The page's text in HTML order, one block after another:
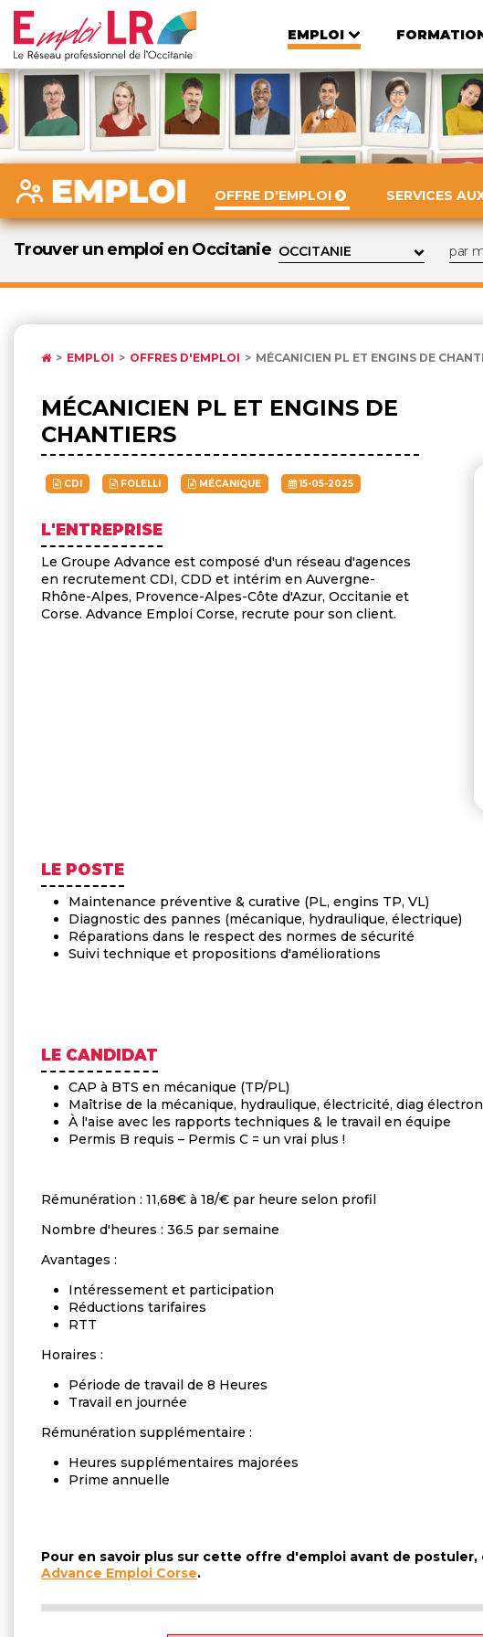
EMPLOI
OFFRE D'EMPLOI SERVICES
Trouver un emploi en Occitanie
EMPLOI OFFRES D'EMPLOI MÉCANICIEN PL ET ENGINS DE
MÉCANICIEN PL ET ENGINS DE
CHANTIERS
CDI FOLELLI MÉCANIQUE 15-05-2025
L'ENTREPRISE
Le Groupe Advance est composé d'un réseau d'agences
en recrutement CDI, CDD et intérim en Auvergne-
Rhône-Alpes, Provence-Alpes-Côte d'Azur, Occitanie et
Corse. Advance Emploi Corse, recrute pour son client.
LE POSTE
Maintenance préventive & curative (PL, engins TP, VL)
Diagnostic des pannes (mécanique, hydraulique, électrique)
Réparations dans le respect des normes de sécurité
Suivi technique et propositions d'améliorations
LE CANDIDAT
CAP à BTS en mécanique (TP/PL)
Maîtrise de la mécanique, hydraulique, électricité, diag
À l'aise avec les rapports techniques & le travail en équipe
Permis B requis – Permis C = un vrai plus !
Rémunération : 11,68€ à 18/€ par heure selon profil
Nombre d'heures : 36.5 par semaine
Avantages :
Intéressement et participation
Réductions tarifaires
RTT
Horaires :
Période de travail de 8 Heures
Travail en journée
Rémunération supplémentaire :
Heures supplémentaires majorées
Prime annuelle
Pour en savoir plus sur cette offre d'emploi avant de
Advance Emploi Corse.